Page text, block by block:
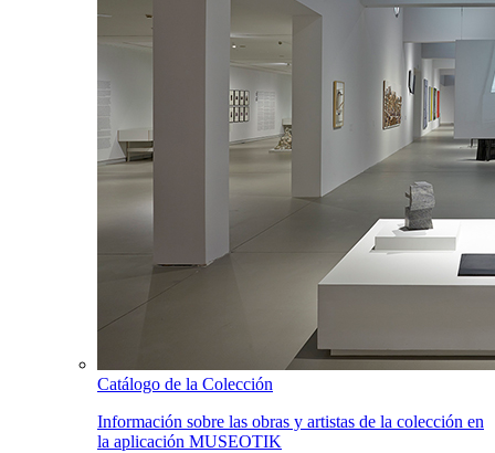
Catálogo de la Colección
Información sobre las obras y artistas de la colección en
la aplicación MUSEOTIK